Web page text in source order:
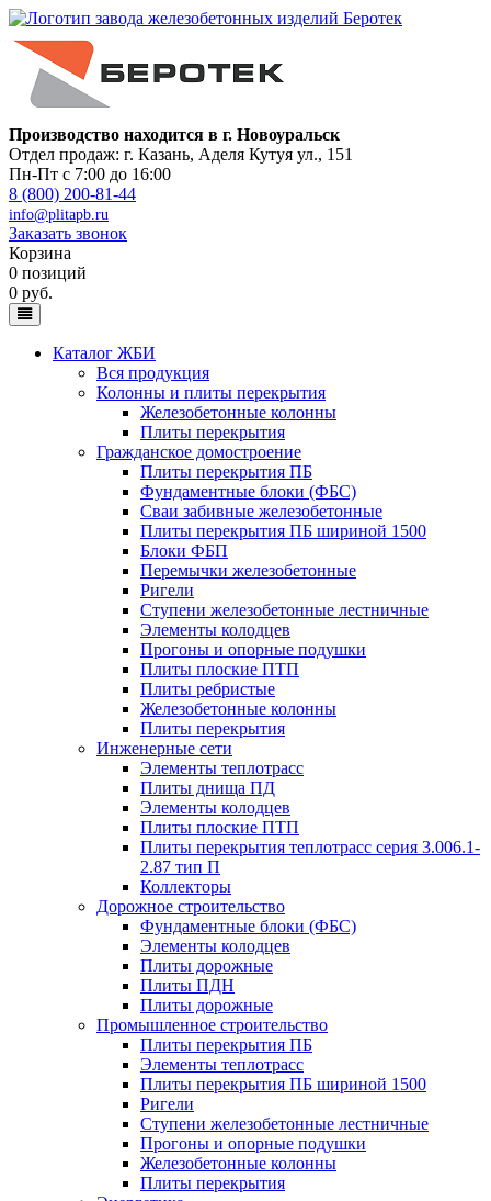
Производство находится в г. Новоуральск
Отдел продаж: г. Казань, Аделя Кутуя ул., 151
Пн-Пт с 7:00 до 16:00
8 (800) 200-81-44
info@plitapb.ru
Заказать звонок
Корзина
0 позиций
0 руб.
Каталог ЖБИ
Вся продукция
Колонны и плиты перекрытия
Железобетонные колонны
Плиты перекрытия
Гражданское домостроение
Плиты перекрытия ПБ
Фундаментные блоки (ФБС)
Сваи забивные железобетонные
Плиты перекрытия ПБ шириной 1500
Блоки ФБП
Перемычки железобетонные
Ригели
Ступени железобетонные лестничные
Элементы колодцев
Прогоны и опорные подушки
Плиты плоские ПТП
Плиты ребристые
Железобетонные колонны
Плиты перекрытия
Инженерные сети
Элементы теплотрасс
Плиты днища ПД
Элементы колодцев
Плиты плоские ПТП
Плиты перекрытия теплотрасс серия 3.006.1-
2.87 тип П
Коллекторы
Дорожное строительство
Фундаментные блоки (ФБС)
Элементы колодцев
Плиты дорожные
Плиты ПДН
Плиты дорожные
Промышленное строительство
Плиты перекрытия ПБ
Элементы теплотрасс
Плиты перекрытия ПБ шириной 1500
Ригели
Ступени железобетонные лестничные
Прогоны и опорные подушки
Железобетонные колонны
Плиты перекрытия